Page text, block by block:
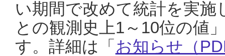
い期間で改めて統計を実
との観測史上1～10位の値
す。詳細は「 お知らせ（